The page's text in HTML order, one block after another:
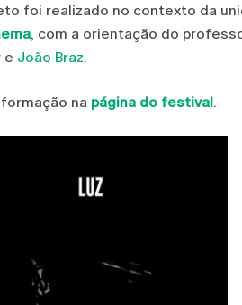
foi realizado no contexto da
, com a orientação do
e João Braz.
na página do festival.